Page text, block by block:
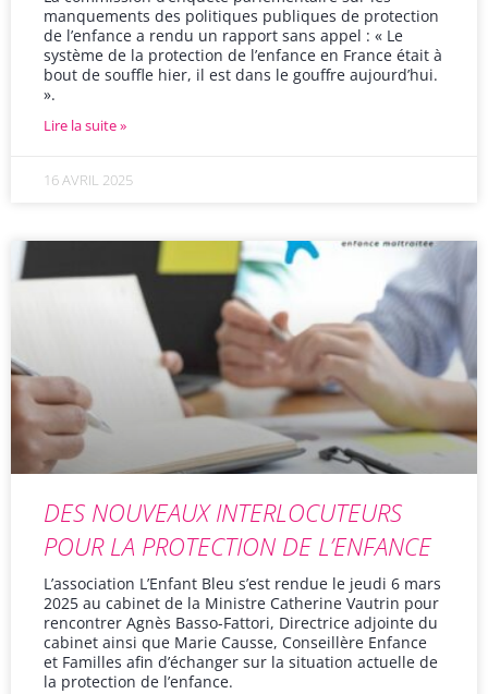
manquements des politiques publiques de protection
de l’enfance a rendu un rapport sans appel : « Le
système de la protection de l’enfance en France était à
bout de souffle hier, il est dans le gouffre aujourd’hui.
».
Lire la suite »
16 AVRIL 2025
DES NOUVEAUX INTERLOCUTEURS
POUR LA PROTECTION DE L’ENFANCE
L’association L’Enfant Bleu s’est rendue le jeudi 6 mars
2025 au cabinet de la Ministre Catherine Vautrin pour
rencontrer Agnès Basso-Fattori, Directrice adjointe du
cabinet ainsi que Marie Causse, Conseillère Enfance
et Familles afin d’échanger sur la situation actuelle de
la protection de l’enfance.